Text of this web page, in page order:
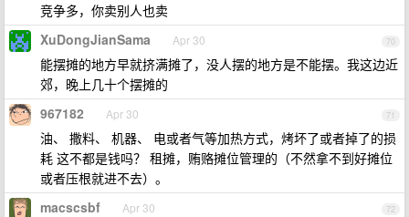
竞争多，你卖别人也卖
70
XuDongJianSama Apr 30
能摆摊的地方早就挤满摊了，没人摆的地方是不能摆。我这边近
郊，晚上几十个摆摊的
71
967182 Apr 30
油、 撒料、 机器、 电或者气等加热方式，烤坏了或者掉了的损
耗 这不都是钱吗？ 租摊，贿赂摊位管理的（不然拿不到好摊位
或者压根就进不去）。
72
macscsbf Apr 30